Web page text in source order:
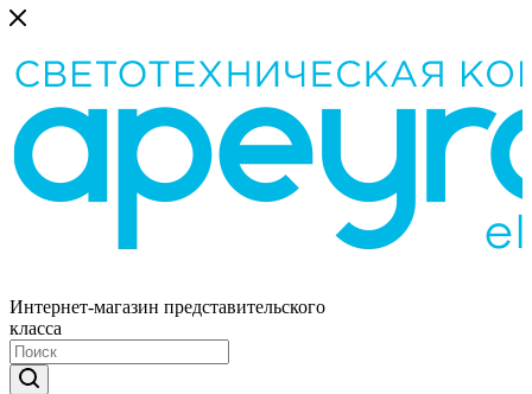
Интернет-магазин представительского
класса